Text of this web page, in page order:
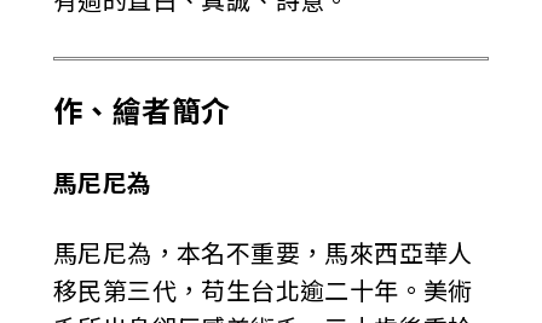
作、繪者簡介
馬尼尼為
馬尼尼為，本名不重要，馬來西亞華人
移民第三代，苟生台北逾二十年。美術